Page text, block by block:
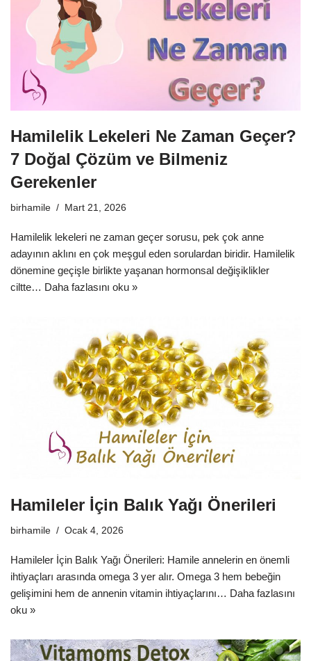
Hamilelik Lekeleri Ne Zaman Geçer?
7 Doğal Çözüm ve Bilmeniz
Gerekenler
birhamile Mart 21, 2026
Hamilelik lekeleri ne zaman geçer sorusu, pek çok anne
adayının aklını en çok meşgul eden sorulardan biridir. Hamilelik
dönemine geçişle birlikte yaşanan hormonsal değişiklikler
ciltte… Daha fazlasını oku »
Hamileler İçin Balık Yağı Önerileri
birhamile Ocak 4, 2026
Hamileler İçin Balık Yağı Önerileri: Hamile annelerin en önemli
ihtiyaçları arasında omega 3 yer alır. Omega 3 hem bebeğin
gelişimini hem de annenin vitamin ihtiyaçlarını… Daha fazlasını
oku »